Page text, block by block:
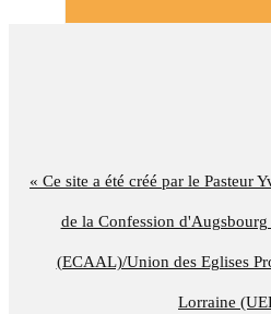
« Ce site a été créé par le Pasteur
de la Confession
(ECAAL)/Union des Eglises
Lorraine